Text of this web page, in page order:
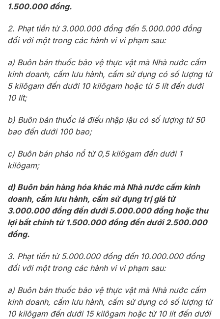
1.500.000 đồng.
2. Phạt tiền từ 3.000.000 đồng đến 5.000.000 đồng
đối với một trong các hành vi vi phạm sau:
a) Buôn bán thuốc bảo vệ thực vật mà Nhà nước cấm
kinh doanh, cấm lưu hành, cấm sử dụng có số lượng từ
5 kilôgam đến dưới 10 kilôgam hoặc từ 5 lít đến dưới
10 lít;
b) Buôn bán thuốc lá điếu nhập lậu có số lượng từ 50
bao đến dưới 100 bao;
c) Buôn bán pháo nổ từ 0,5 kilôgam đến dưới 1
kilôgam;
d) Buôn bán hàng hóa khác mà Nhà nước cấm kinh
doanh, cấm lưu hành, cấm sử dụng trị giá từ
3.000.000 đồng đến dưới 5.000.000 đồng hoặc thu
lợi bất chính từ 1.500.000 đồng đến dưới 2.500.000
đồng.
3. Phạt tiền từ 5.000.000 đồng đến 10.000.000 đồng
đối với một trong các hành vi vi phạm sau:
a) Buôn bán thuốc bảo vệ thực vật mà Nhà nước cấm
kinh doanh, cấm lưu hành, cấm sử dụng có số lượng từ
10 kilôgam đến dưới 15 kilôgam hoặc từ 10 lít đến dưới